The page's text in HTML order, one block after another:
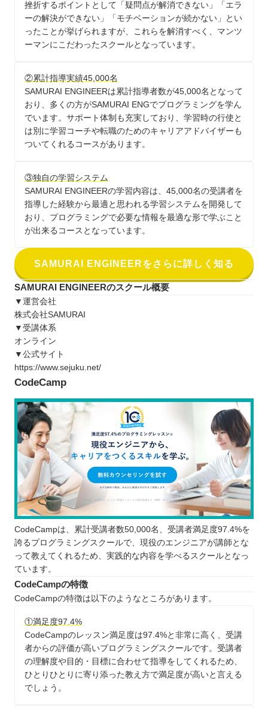
挫折するポイントとして「疑問点が解消できない」「エラ
ーの解決ができない」「モチベーションが続かない」とい
ったことが挙げられますが、これらを解消すべく、マンツ
ーマンにこだわったスクールとなっています。
②累計指導実績45,000名
SAMURAI ENGINEERは累計指導者数が45,000名となって
おり、多くの方がSAMURAI ENGでプログラミングを学ん
でいます。サポート体制も充実しており、学習時の行使と
は別に学習コーチや転職のためのキャリアアドバイザーも
ついてくれるコースがあります。
③独自の学習システム
SAMURAI ENGINEERの学習内容は、45,000名の受講者を
指導した経験から最適と思われる学習システムを開発して
おり、プログラミングで必要な情報を最適な形で学ぶこと
が出来るコースとなっています。
SAMURAI ENGINEERをさらに詳しく知る
SAMURAI ENGINEERのスクール概要
▼運営会社
株式会社SAMURAI
▼受講体系
オンライン
▼公式サイト
https://www.sejuku.net/
CodeCamp
CodeCampは、累計受講者数50,000名、受講者満足度97.4%を
誇るプログラミングスクールで、現役のエンジニアが講師とな
って教えてくれるため、実践的な内容を学べるスクールとなっ
ています。
CodeCampの特徴
CodeCampの特徴は以下のようなところがあります。
①満足度97.4%
CodeCampのレッスン満足度は97.4%と非常に高く、受講
者からの評価が高いプログラミングスクールです。受講者
の理解度や目的・目標に合わせて指導をしてくれるため、
ひとりひとりに寄り添った教え方で満足度が高いと言える
でしょう。